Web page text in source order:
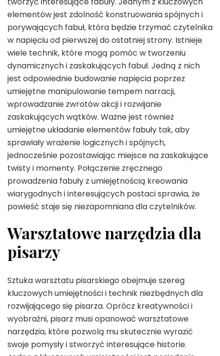
elementów jest zdolność konstruowania spójnych i
porywających fabuł, która będzie trzymać czytelnika
w napięciu od pierwszej do ostatniej strony. Istnieje
wiele technik, które mogą pomóc w tworzeniu
dynamicznych i zaskakujących fabuł. Jedną z nich
jest odpowiednie budowanie napięcia poprzez
umiejętne manipulowanie tempem narracji,
wprowadzanie zwrotów akcji i rozwijanie
zaskakujących wątków. Ważne jest również
umiejętne układanie elementów fabuły tak, aby
sprawiały wrażenie logicznych i spójnych,
jednocześnie pozostawiając miejsce na zaskakujące
twisty i momenty. Połączenie zręcznego
prowadzenia fabuły z umiejętnością kreowania
wiarygodnych i interesujących postaci sprawia, że
powieść staje się niezapomniana dla czytelników.
Warsztatowe narzędzia dla
pisarzy
Sztuka warsztatu pisarskiego obejmuje szereg
kluczowych umiejętności i technik niezbędnych dla
rozwijającego się pisarza. Oprócz kreatywności i
wyobraźni, pisarz musi opanować warsztatowe
narzędzia, które pozwolą mu skutecznie wyrazić
swoje pomysły i stworzyć interesujące historie.